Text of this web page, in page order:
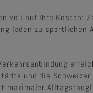
voll auf ihre Kosten:
laden zu
und die
maximaler